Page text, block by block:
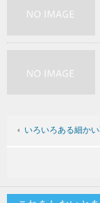
いろいろある細かい